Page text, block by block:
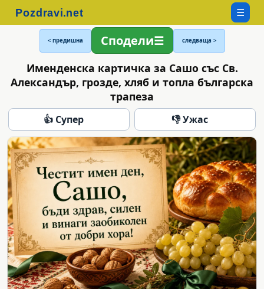
☰
< предишна Сподели следваща >
Именденска картичка за Сашо със Св.
Александър, грозде, хляб и топла българска
трапеза
👍 Супер 👎 Ужас